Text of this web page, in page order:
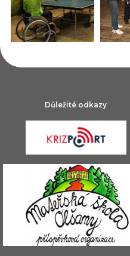
Důležité odkazy